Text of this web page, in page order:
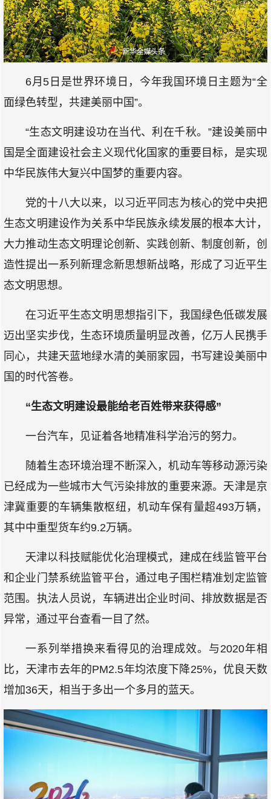
6月5日是世界环境日，今年我国环境日主题为“全
面绿色转型，共建美丽中国”。
“生态文明建设功在当代、利在千秋。”建设美丽中
国是全面建设社会主义现代化国家的重要目标，是实现
中华民族伟大复兴中国梦的重要内容。
党的十八大以来，以习近平同志为核心的党中央把
生态文明建设作为关系中华民族永续发展的根本大计，
大力推动生态文明理论创新、实践创新、制度创新，创
造性提出一系列新理念新思想新战略，形成了习近平生
态文明思想。
在习近平生态文明思想指引下，我国绿色低碳发展
迈出坚实步伐，生态环境质量明显改善，亿万人民携手
同心，共建天蓝地绿水清的美丽家园，书写建设美丽中
国的时代答卷。
“生态文明建设最能给老百姓带来获得感”
一台汽车，见证着各地精准科学治污的努力。
随着生态环境治理不断深入，机动车等移动源污染
已经成为一些城市大气污染排放的重要来源。天津是京
津冀重要的车辆集散枢纽，机动车保有量超493万辆，
其中中重型货车约9.2万辆。
天津以科技赋能优化治理模式，建成在线监管平台
和企业门禁系统监管平台，通过电子围栏精准划定监管
范围。执法人员说，车辆进出企业时间、排放数据是否
异常，通过平台查看一目了然。
一系列举措换来看得见的治理成效。与2020年相
比，天津市去年的PM2.5年均浓度下降25%，优良天数
增加36天，相当于多出一个多月的蓝天。